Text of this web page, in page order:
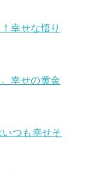
幸せな悟り
幸せの黄金
つも幸せそ